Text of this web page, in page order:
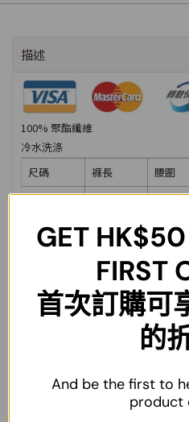
描述
100% 聚酯纖維
冷水洗涤
尺碼
褲長 腰圍
M
71cm 68cm
72cm 71cm
74cm 77cm
3XL
75cm 80cm
83cm
注：尺碼為手工測量，僅作參考作
GET HK$50
FIRST
首次訂購可
的
And be the first to
product